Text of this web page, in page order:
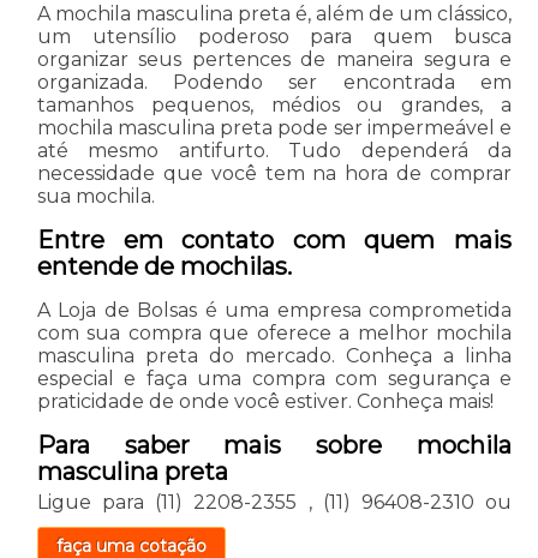
A mochila masculina preta é, além de um clássico,
um utensílio poderoso para quem busca
organizar seus pertences de maneira segura e
organizada. Podendo ser encontrada em
tamanhos pequenos, médios ou grandes, a
mochila masculina preta pode ser impermeável e
até mesmo antifurto. Tudo dependerá da
necessidade que você tem na hora de comprar
sua mochila.
Entre em contato com quem mais
entende de mochilas.
A Loja de Bolsas é uma empresa comprometida
com sua compra que oferece a melhor mochila
masculina preta do mercado. Conheça a linha
especial e faça uma compra com segurança e
praticidade de onde você estiver. Conheça mais!
Para saber mais sobre mochila
masculina preta
Ligue para (11) 2208-2355 , (11) 96408-2310 ou
faça uma cotação